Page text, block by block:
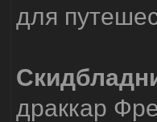
для
драккар